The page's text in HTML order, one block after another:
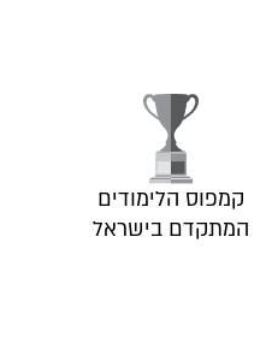
קמפוס הלימודים
המתקדם בישראל